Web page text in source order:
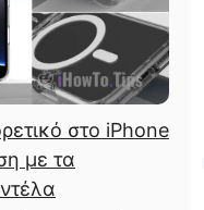
στο iPhone
με τα